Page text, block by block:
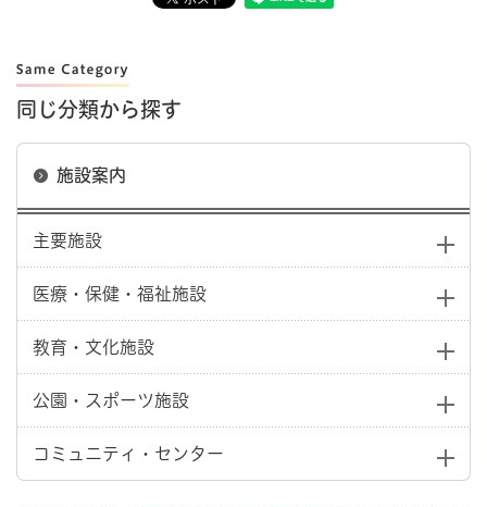
同じ分類から探す
施設案内
主要施設
医療・保健・福祉施設
教育・文化施設
公園・スポーツ施設
コミュニティ・センター